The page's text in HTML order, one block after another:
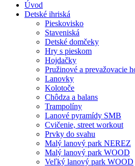
Úvod
Detské ihriská
Pieskovisko
Staveniská
Detské domčeky
Hry s pieskom
Hojdačky
Pružinové a prevažovacie
Lanovky
Kolotoče
Chôdza a balans
Trampolíny
Lanové pyramídy SMB
Cvičenie, street workout
Prvky do svahu
Malý lanový park NEREZ
Malý lanový park WOOD
Veľký lanový park WOOD